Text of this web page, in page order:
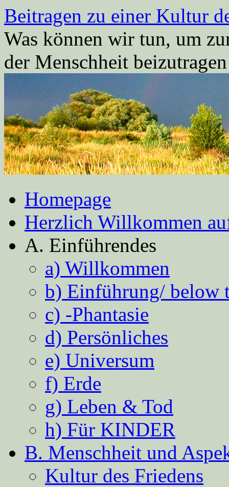
Zum
Inhalt
springen
Beitragen zu einer Kultur
Was können wir tun, um
der Menschheit
Homepage
Herzlich Willkommen
A. Einführendes
a) Willkommen
b) Einführung/ below
c) -Phantasie
d) Persönliches
e) Universum
f) Erde
g) Leben & Tod
h) Für KINDER
B. Menschheit und
Kultur des Friedens